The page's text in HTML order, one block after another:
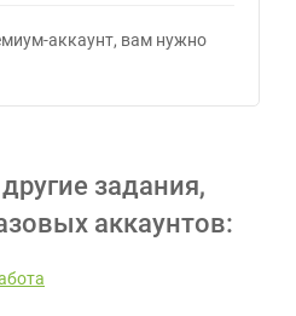
аккаунт, вам нужно
задания,
аккаунтов: